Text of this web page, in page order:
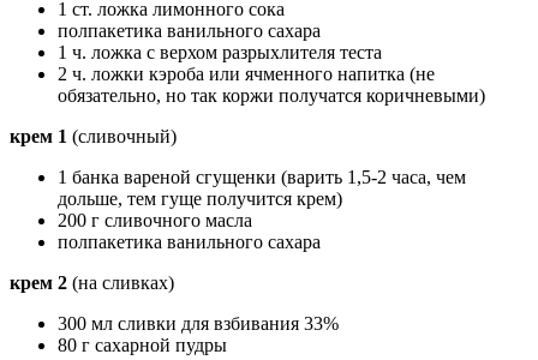
1 ст. ложка лимонного сока
полпакетика ванильного сахара
1 ч. ложка с верхом разрыхлителя теста
2 ч. ложки кэроба или ячменного напитка (не
обязательно, но так коржи получатся коричневыми)
крем 1 (сливочный)
1 банка вареной сгущенки (варить 1,5-2 часа, чем
дольше, тем гуще получится крем)
200 г сливочного масла
полпакетика ванильного сахара
крем 2 (на сливках)
300 мл сливки для взбивания 33%
80 г сахарной пудры